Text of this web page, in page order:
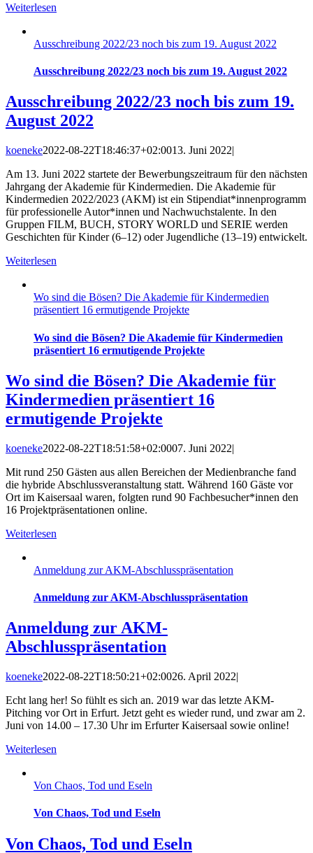
Weiterlesen
Ausschreibung 2022/23 noch bis zum 19. August 2022
Ausschreibung 2022/23 noch bis zum 19. August 2022
Ausschreibung 2022/23 noch bis zum 19.
August 2022
koeneke2022-08-22T18:46:37+02:0013. Juni 2022|
Am 13. Juni 2022 startete der Bewerbungszeitraum für den nächsten
Jahrgang der Akademie für Kindermedien. Die Akademie für
Kindermedien 2022/2023 (AKM) ist ein Stipendiat*innenprogramm
für professionelle Autor*innen und Nachwuchstalente. In den
Gruppen FILM, BUCH, STORY WORLD und SERIE werden
Geschichten für Kinder (6–12) oder Jugendliche (13–19) entwickelt.
Weiterlesen
Wo sind die Bösen? Die Akademie für Kindermedien
präsentiert 16 ermutigende Projekte
Wo sind die Bösen? Die Akademie für Kindermedien
präsentiert 16 ermutigende Projekte
Wo sind die Bösen? Die Akademie für
Kindermedien präsentiert 16
ermutigende Projekte
koeneke2022-08-22T18:51:58+02:0007. Juni 2022|
Mit rund 250 Gästen aus allen Bereichen der Medienbranche fand
die hybride Abschlussveranstaltung statt. Während 160 Gäste vor
Ort im Kaisersaal waren, folgten rund 90 Fachbesucher*innen den
16 Projektpräsentationen online.
Weiterlesen
Anmeldung zur AKM-Abschlusspräsentation
Anmeldung zur AKM-Abschlusspräsentation
Anmeldung zur AKM-
Abschlusspräsentation
koeneke2022-08-22T18:50:21+02:0026. April 2022|
Echt lang her! So fühlt es sich an. 2019 war das letzte AKM-
Pitching vor Ort in Erfurt. Jetzt geht es wieder rund, und zwar am 2.
Juni von 14.00 – 17.30 Uhr im Erfurter Kaisersaal sowie online!
Weiterlesen
Von Chaos, Tod und Eseln
Von Chaos, Tod und Eseln
Von Chaos, Tod und Eseln